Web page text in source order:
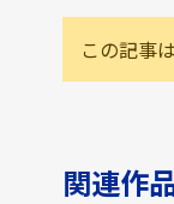
この記事
関連作